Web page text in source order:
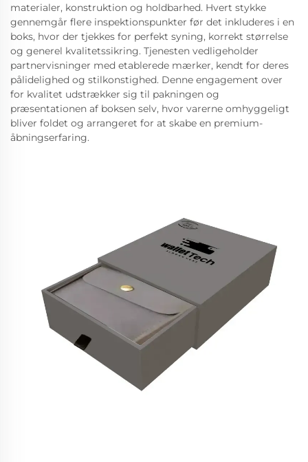
materialer, konstruktion og holdbarhed. Hvert stykke
gennemgår flere inspektionspunkter før det inkluderes i en
boks, hvor der tjekkes for perfekt syning, korrekt størrelse
og generel kvalitetssikring. Tjenesten vedligeholder
partnervisninger med etablerede mærker, kendt for deres
pålidelighed og stilkonstighed. Denne engagement over
for kvalitet udstrækker sig til pakningen og
præsentationen af boksen selv, hvor varerne omhyggeligt
bliver foldet og arrangeret for at skabe en premium-
åbningserfaring.